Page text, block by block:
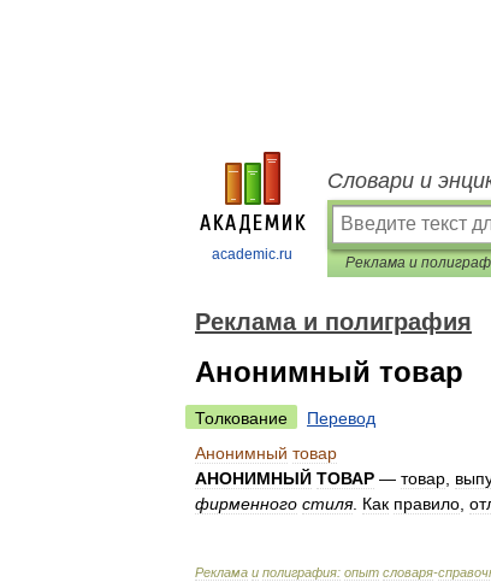
academic.ru
Словари и
Реклама и
Реклама и полиграфия
Анонимный товар
Толкование
Перевод
Анонимный товар
АНОНИМНЫЙ ТОВАР — товар
фирменного стиля. Как правило
Реклама и полиграфия: опыт словаря-